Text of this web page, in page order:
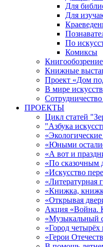
Для
Для
По
Комиксы
Книгообозрение
Книжные
Проект «Дом
В мире
ПРОЕКТЫ
Цикл статей
"Азбука
«Юными
«А вот и
«По сказочным
«Искусство
«Литературная
«Книжка,
«Открывая
Акция «Война.
«Музыкальный
«Город четырёх
«Герои